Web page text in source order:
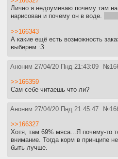
Лично я недоумеваю почему там
нарисован и почему он в воде.
>>166343
А какие ещё есть возможность
выберем :З
Аноним 27/04/20 Пнд 21:43:09 №
>>166359
Сам себе читаешь что ли?
Аноним 27/04/20 Пнд 21:45:47 №
>>166327
Хотя, там 69% мяса...Я почему-то
внимание. Тогда корм в принципе
быть лучше.